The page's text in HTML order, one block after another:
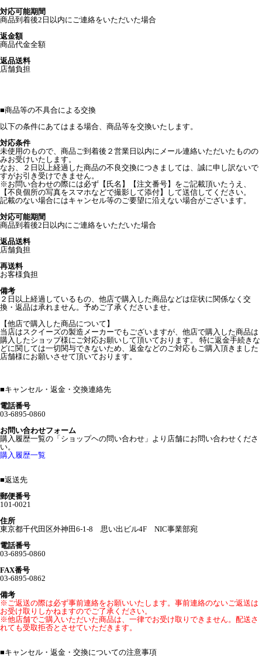
対応可能期間
商品到着後2日以内にご連絡をいただいた場合
返金額
商品代金全額
返品送料
店舗負担
■商品等の不具合による交換
以下の条件にあてはまる場合、商品等を交換いたします。
対応条件
未使用のもので、商品ご到着後２営業日以内にメール連絡いただいたものの
みお受けいたします。
なお、２日以上経過した商品の不良交換につきましては、誠に申し訳ないで
すがお引き受けできません。
※お問い合わせの際には必ず【氏名】【注文番号】をご記載頂いたうえ、
【不良個所の写真をスマホなどで撮影して添付】して送信してください。
記載のない場合にはキャンセル等のご要望に沿えない場合がございます。
対応可能期間
商品到着後2日以内にご連絡をいただいた場合
返品送料
店舗負担
再送料
お客様負担
備考
２日以上経過しているもの、他店で購入した商品などは症状に関係なく交
換・返品は承れません。予めご了承くださいませ。
【他店で購入した商品について】
当店はスクイーズの製造メーカーでもございますが、他店で購入した商品は
購入したショップ様にご対応お願いして頂いております。 特に返金手続きな
どに関しては一切関与できないため、返金などのご対応もご購入頂きました
店舗様にお願いさせて頂いております。
■キャンセル・返金・交換連絡先
電話番号
03-6895-0860
お問い合わせフォーム
購入履歴一覧の「ショップヘの問い合わせ」より店舗にお問い合わせくださ
い。
購入履歴一覧
■返送先
郵便番号
101-0021
住所
東京都千代田区外神田6-1-8 思い出ビル4F NIC事業部宛
電話番号
03-6895-0860
FAX番号
03-6895-0862
備考
※ご返送の際は必ず事前連絡をお願いいたします。事前連絡のないご返送は
お受け取りしかねますのでご了承ください。
※他店舗でご購入いただいた商品は、一律でお受け取りできません。配送さ
れても受取拒否とさせていただきます。
■キャンセル・返金・交換についての注意事項